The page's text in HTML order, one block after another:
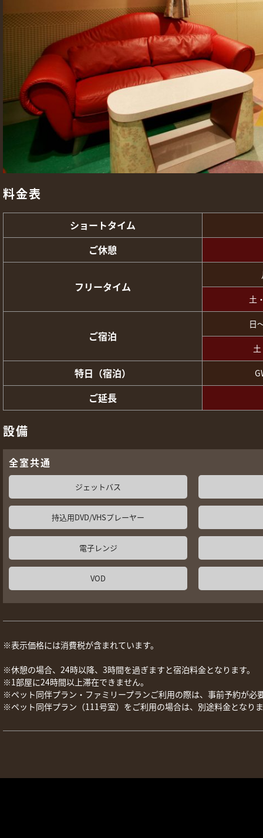
料金表
ショートタイム
ご休憩
フリータイム
土
ご宿泊
日
特日（宿泊）
ご延長
設備
全室共通
ジェットバス
持込用DVD/VHSプレーヤー
電子レンジ
VOD
※表示価格には消費税が含まれています。
※休憩の場合、24時以降、3時間を過ぎますと宿泊料金となります。
※1部屋に24時間以上滞在できません。
※ペット同伴プラン・ファミリープランご利用の際は、事前予約が必
※ペット同伴プラン（111号室）をご利用の場合は、別途料金となり